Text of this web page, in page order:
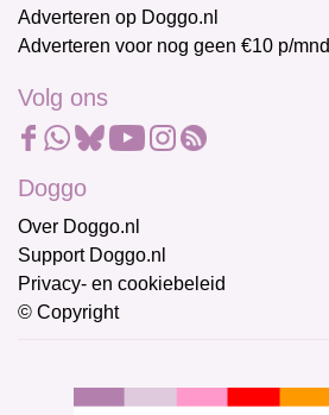
Adverteren op Doggo.nl
Adverteren voor nog geen €10 p/mnd
Volg ons
Doggo
Over Doggo.nl
Support Doggo.nl
Privacy- en cookiebeleid
© Copyright